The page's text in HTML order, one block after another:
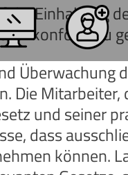
Einhaltung
konform zu
Überwachung
Die
und seiner
dass
können.